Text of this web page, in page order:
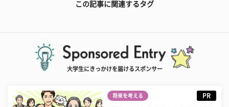
この記事に関連するタグ
大学生にきっかけを届けるスポンサー
将来を考える PR